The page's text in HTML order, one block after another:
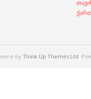
byThink Up Themes Ltd.